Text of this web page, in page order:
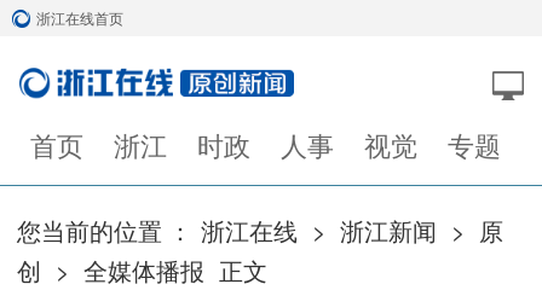
浙江在线首页
首页 浙江 时政 人事 视觉 专题
您当前的位置 ： 浙江在线 > 浙江新闻 > 原
创 > 全媒体播报 正文